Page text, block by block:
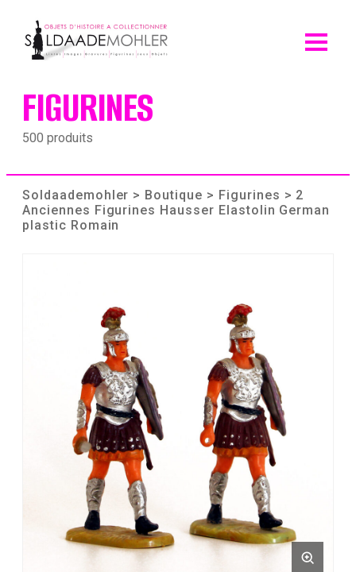
content
FIGURINES
500 produits
Soldaademohler > Boutique > Figurines > 2
Anciennes Figurines Hausser Elastolin German
plastic Romain